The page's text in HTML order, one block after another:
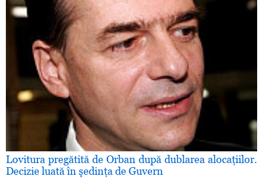
Lovitura pregătită de Orban după dublarea alocaţiilor.
Decizie luată în şedinţa de Guvern